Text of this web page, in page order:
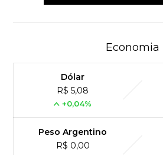
Economia
Dólar
R$ 5,08
+0,04%
Peso Argentino
R$ 0,00